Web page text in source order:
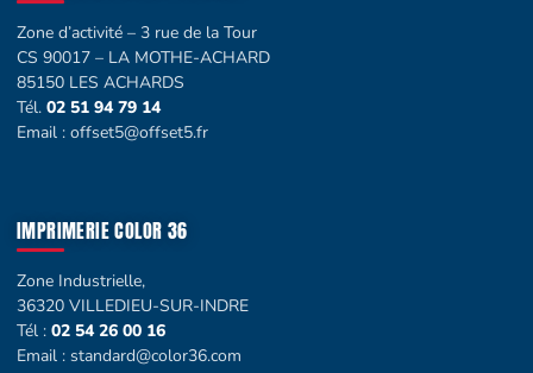
Zone d’activité – 3 rue de la Tour
CS 90017 – LA MOTHE-ACHARD
85150 LES ACHARDS
Tél. 02 51 94 79 14
Email : offset5@offset5.fr
IMPRIMERIE COLOR 36
Zone Industrielle,
36320 VILLEDIEU-SUR-INDRE
Tél : 02 54 26 00 16
Email : standard@color36.com